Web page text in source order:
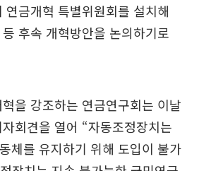
연금개혁 특별위원회를 설치해
후속 개혁방안을 논의하기로
을 강조하는 연금연구회는 이날
회견을 열어 “자동조정장치는
체를 유지하기 위해 도입이 불가